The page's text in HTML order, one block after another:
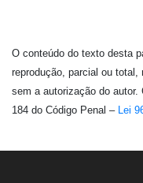
O conteúdo do texto desta
reprodução, parcial ou
sem a autorização do
184 do Código Penal – Lei